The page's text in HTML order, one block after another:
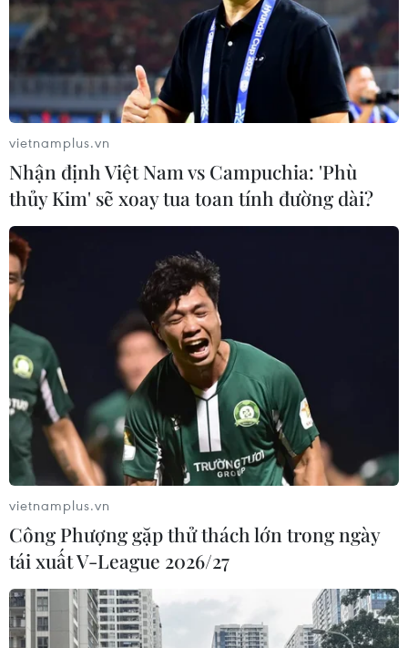
vietnamplus.vn
Nhận định Việt Nam vs Campuchia: 'Phù
thủy Kim' sẽ xoay tua toan tính đường dài?
vietnamplus.vn
Công Phượng gặp thử thách lớn trong ngày
tái xuất V-League 2026/27